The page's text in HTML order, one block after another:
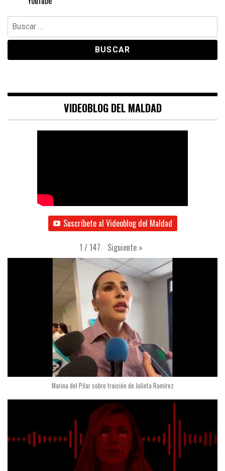
Buscar:
VIDEOBLOG DEL MALDAD
Suscríbete al Videoblog del Maldad
1 /147 Siguiente »
Marina del Pilar sobre traición de Julieta Ramírez